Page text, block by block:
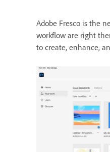
Adobe Fresco is the
workflow are right
to create, enhance,